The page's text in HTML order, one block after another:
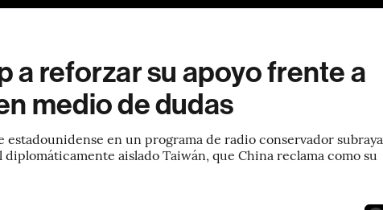
a reforzar su apoyo frente a
medio de dudas
en un programa de radio conservador subraya
aislado Taiwán, que China reclama como su